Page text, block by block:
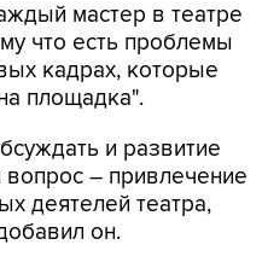
мастер в театре
что есть проблемы
кадрах, которые
площадка".
и развитие
– привлечение
деятелей театра,
он.